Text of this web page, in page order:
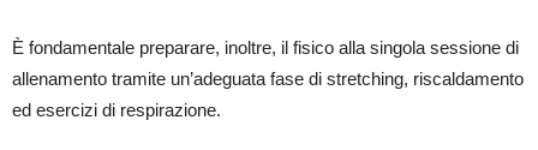
È fondamentale preparare, inoltre, il fisico alla singola sessione di
allenamento tramite un’adeguata fase di stretching, riscaldamento
ed esercizi di respirazione.